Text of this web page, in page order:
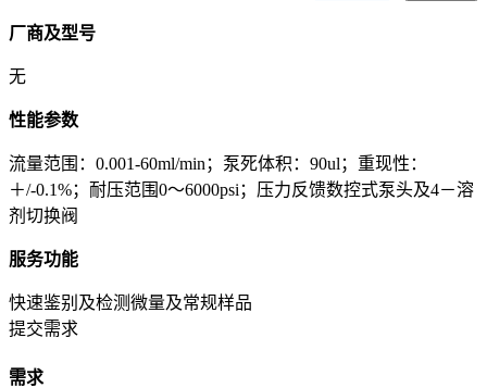
厂商及型号
无
性能参数
流量范围：0.001-60ml/min；泵死体积：90ul；重现性：
＋/-0.1%；耐压范围0～6000psi；压力反馈数控式泵头及4－溶
剂切换阀
服务功能
快速鉴别及检测微量及常规样品
提交需求
需求